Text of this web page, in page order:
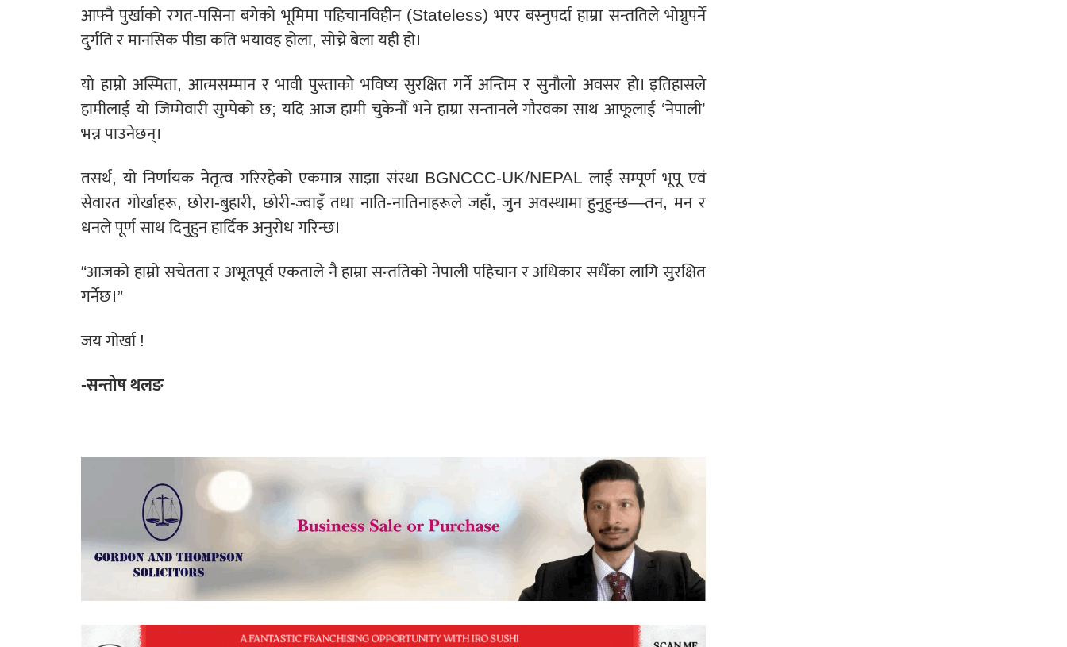
आफ्नै पुर्खाको रगत-पसिना बगेको भूमिमा पहिचानविहीन (Stateless) भएर बस्नुपर्दा हाम्रा सन्ततिले भोग्नुपर्ने
दुर्गति र मानसिक पीडा कति भयावह होला, सोच्ने बेला यही हो।
यो हाम्रो अस्मिता, आत्मसम्मान र भावी पुस्ताको भविष्य सुरक्षित गर्ने अन्तिम र सुनौलो अवसर हो। इतिहासले
हामीलाई यो जिम्मेवारी सुम्पेको छ; यदि आज हामी चुकेनौँ भने हाम्रा सन्तानले गौरवका साथ आफूलाई ‘नेपाली’
भन्न पाउनेछन्।
तसर्थ, यो निर्णायक नेतृत्व गरिरहेको एकमात्र साझा संस्था BGNCCC-UK/NEPAL लाई सम्पूर्ण भूपू एवं
सेवारत गोर्खाहरू, छोरा-बुहारी, छोरी-ज्वाइँ तथा नाति-नातिनाहरूले जहाँ, जुन अवस्थामा हुनुहुन्छ—तन, मन र
धनले पूर्ण साथ दिनुहुन हार्दिक अनुरोध गरिन्छ।
“आजको हाम्रो सचेतता र अभूतपूर्व एकताले नै हाम्रा सन्ततिको नेपाली पहिचान र अधिकार सधैँका लागि सुरक्षित
गर्नेछ।”
जय गोर्खा !
-सन्तोष थलङ